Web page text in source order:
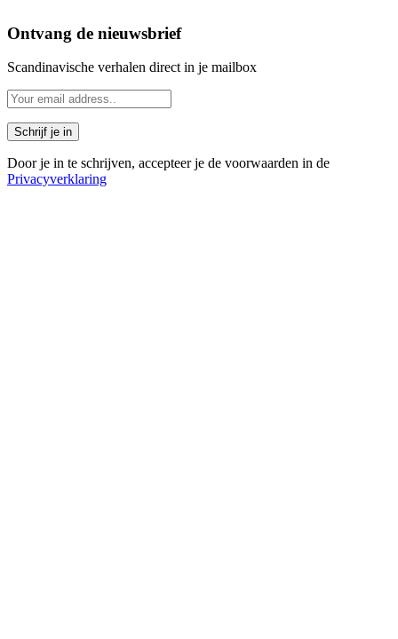
Ontvang de nieuwsbrief
Scandinavische verhalen direct in je mailbox
Door je in te schrijven, accepteer je de voorwaarden in de
Privacyverklaring